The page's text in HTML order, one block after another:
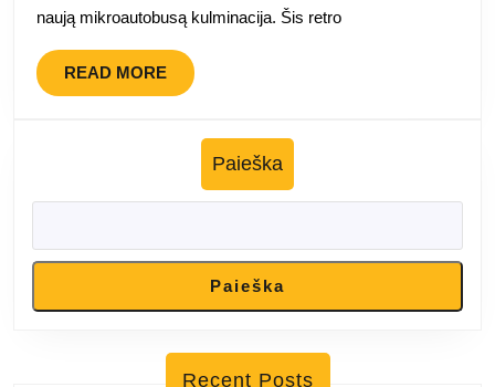
naują mikroautobusą kulminacija. Šis retro
READ MOREREAD
MORE
Paieška
Paieška
Recent Posts